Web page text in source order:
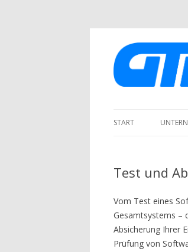
START
Test und
Vom Test eines
Gesamtsystems –
Absicherung Ihrer
Prüfung von